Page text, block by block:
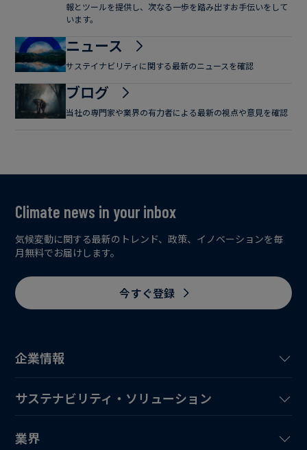
報とツールを提供し、次なる一歩を踏み出すお手伝いをして
います。
ニュース
サステイナビリティに関する最新のニュースを確認
ブログ
当社の専門家や業界の有力者による最新の視点や意見を確認
企業情報
サステナビリティ・ソリューション
業界
Climate news in your inbox
気候変動に関する最新のトレンド、政策、イノベーションを毎
月無料でお届けします。
今すぐ登録